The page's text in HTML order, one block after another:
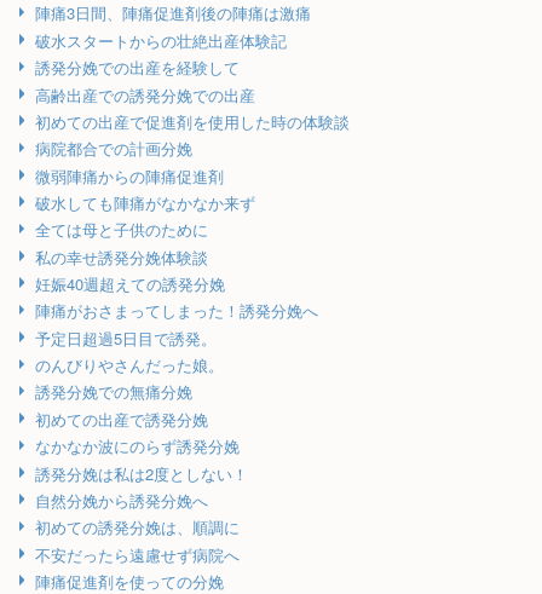
陣痛3日間、陣痛促進剤後の陣痛は激痛
破水スタートからの壮絶出産体験記
誘発分娩での出産を経験して
高齢出産での誘発分娩での出産
初めての出産で促進剤を使用した時の体験談
病院都合での計画分娩
微弱陣痛からの陣痛促進剤
破水しても陣痛がなかなか来ず
全ては母と子供のために
私の幸せ誘発分娩体験談
妊娠40週超えての誘発分娩
陣痛がおさまってしまった！誘発分娩へ
予定日超過5日目で誘発。
のんびりやさんだった娘。
誘発分娩での無痛分娩
初めての出産で誘発分娩
なかなか波にのらず誘発分娩
誘発分娩は私は2度としない！
自然分娩から誘発分娩へ
初めての誘発分娩は、順調に
不安だったら遠慮せず病院へ
陣痛促進剤を使っての分娩